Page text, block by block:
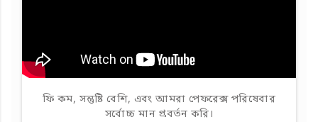
ফি কম, সন্তুষ্টি বেশি, এবং আমরা পেফরেক্স পরিষেবার
সর্বোচ্চ মান প্রবর্তন করি।